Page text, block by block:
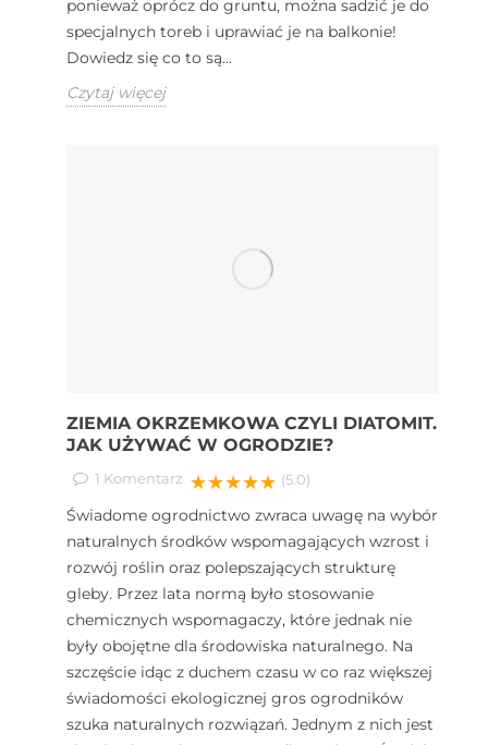
ponieważ oprócz do gruntu, można sadzić je do
specjalnych toreb i uprawiać je na balkonie!
Dowiedz się co to są...
Czytaj więcej
ZIEMIA OKRZEMKOWA CZYLI DIATOMIT.
JAK UŻYWAĆ W OGRODZIE?
1 Komentarz ★★★★★ (5.0)
Świadome ogrodnictwo zwraca uwagę na wybór
naturalnych środków wspomagających wzrost i
rozwój roślin oraz polepszających strukturę
gleby. Przez lata normą było stosowanie
chemicznych wspomagaczy, które jednak nie
były obojętne dla środowiska naturalnego. Na
szczęście idąc z duchem czasu w co raz większej
świadomości ekologicznej gros ogrodników
szuka naturalnych rozwiązań. Jednym z nich jest